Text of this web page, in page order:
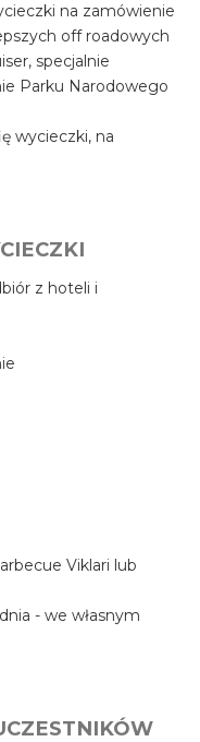
na zamówienie
off roadowych
specjalnie
Parku Narodowego
wycieczki, na
z hoteli i
Viklari lub
- we własnym